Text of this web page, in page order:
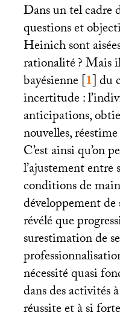
Dans un tel cadre
questions et
Heinich sont
rationalité? Mais
bayésienne[1]du
incertitude :
anticipations,
nouvelles,
C’est ainsi qu’on
l’ajustement entre
conditions de
développement
révélé que
surestimation de
nécessité quasi
dans des activités
réussite et à si